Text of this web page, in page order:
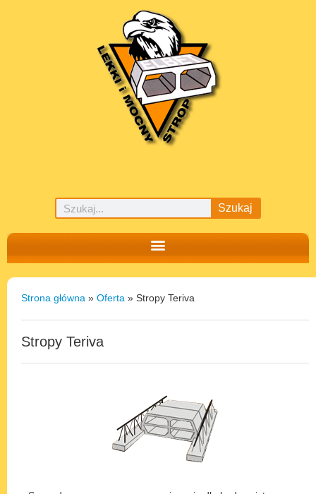
Szukaj
Strona główna » Oferta » Stropy Teriva
Stropy Teriva